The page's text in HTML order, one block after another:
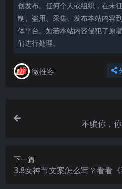
创发布。任何个人或组织，在未
制、盗用、采集、发布本站内容
体平台。如若本站内容侵犯了原
们进行处理。
微推客
不骗你，
下一篇
3.8女神节文案怎么写？看看《